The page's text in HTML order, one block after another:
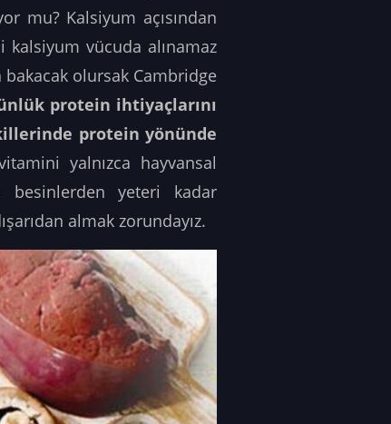
mu? Kalsiyum açısından
vücuda alınamaz
bakacak olursak Cambridge
protein ihtiyaçlarını
protein yönünde
yalnızca hayvansal
besinlerden yeteri kadar
almak zorundayız.